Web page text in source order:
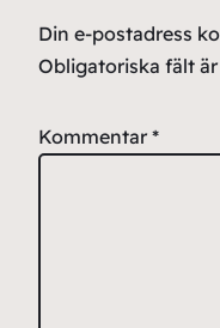
Din e-postadress
Obligatoriska fält
Kommentar *